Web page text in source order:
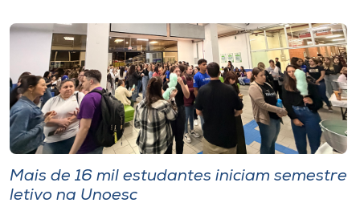
Mais de 16 mil estudantes iniciam semestre
letivo na Unoesc